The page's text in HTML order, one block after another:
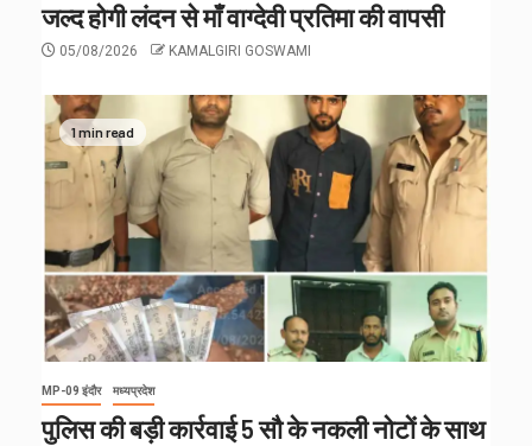
जल्द होगी लंदन से माँ वाग्देवी प्रतिमा की वापसी
05/08/2026 KAMALGIRI GOSWAMI
1 min read
MP-09 इंदौर मध्यप्रदेश
पुलिस की बड़ी कार्रवाई 5 सौ के नकली नोटों के साथ